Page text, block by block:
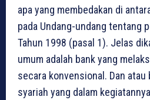
apa yang membedakan di
pada Undang-undang tentang
Tahun 1998 (pasal 1). Jelas
umum adalah bank yang
secara konvensional. Dan
syariah yang dalam